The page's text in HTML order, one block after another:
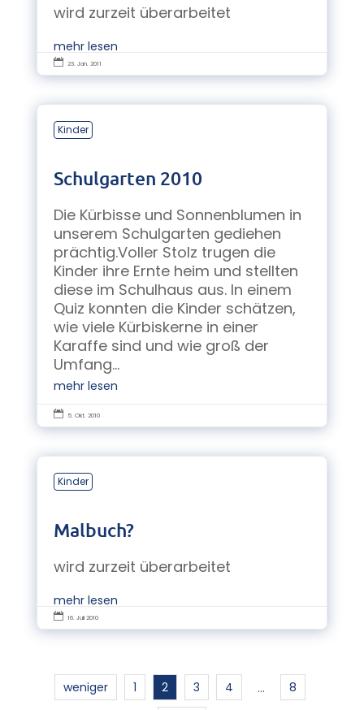
wird zurzeit überarbeitet
mehr lesen
 23. Jan. 2011
Kinder
Schulgarten 2010
Die Kürbisse und Sonnenblumen in
unserem Schulgarten gediehen
prächtig.Voller Stolz trugen die
Kinder ihre Ernte heim und stellten
diese im Schulhaus aus. In einem
Quiz konnten die Kinder schätzen,
wie viele Kürbiskerne in einer
Karaffe sind und wie groß der
Umfang...
mehr lesen
 5. Okt. 2010
Kinder
Malbuch?
wird zurzeit überarbeitet
mehr lesen
 16. Juli 2010
weniger 1 2 3 4 …
8